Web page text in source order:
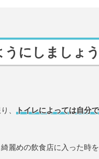
にしましょう
、 トイレによっては自分
麗めの飲食店に入った時